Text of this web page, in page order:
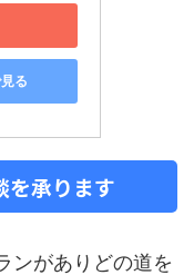
る
を承ります
ンがありどの道を